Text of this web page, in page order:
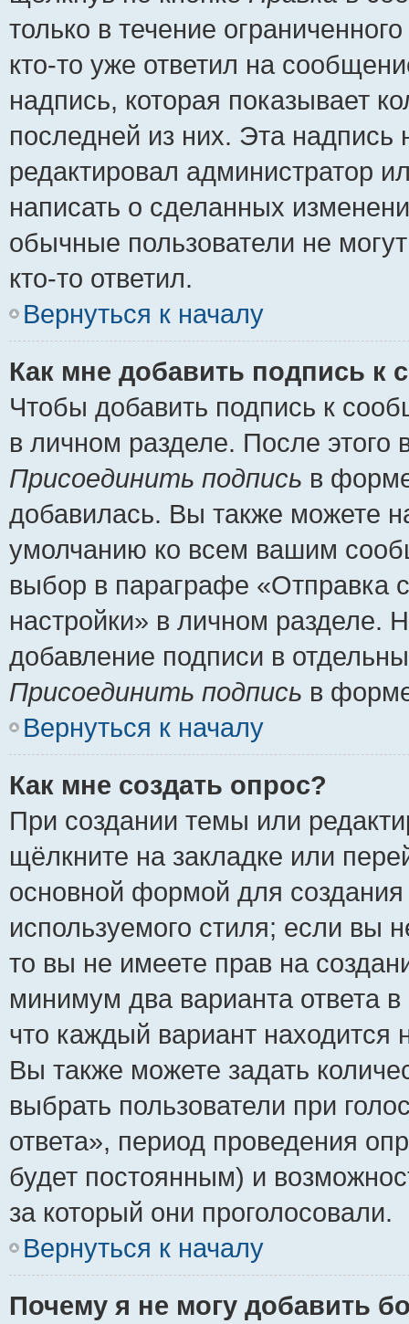
только в течение
кто-то уже ответил на
надпись, которая показывает
последней из них. Эта
редактировал администратор
написать о сделанных
обычные пользователи не
кто-то ответил.
Вернуться к началу
Как мне добавить подпись к
Чтобы добавить подпись к
в личном разделе. После
Присоединить подпись в
добавилась. Вы также можете
умолчанию ко всем вашим
выбор в параграфе «Отправка
настройки» в личном разделе.
добавление подписи в
Присоединить подпись в
Вернуться к началу
Как мне создать опрос?
При создании темы или
щёлкните на закладке или
основной формой для
используемого стиля; если вы
то вы не имеете прав на
минимум два варианта ответа
что каждый вариант находится
Вы также можете задать
выбрать пользователи при
ответа», период проведения
будет постоянным) и
за который они проголосовали.
Вернуться к началу
Почему я не могу добавить